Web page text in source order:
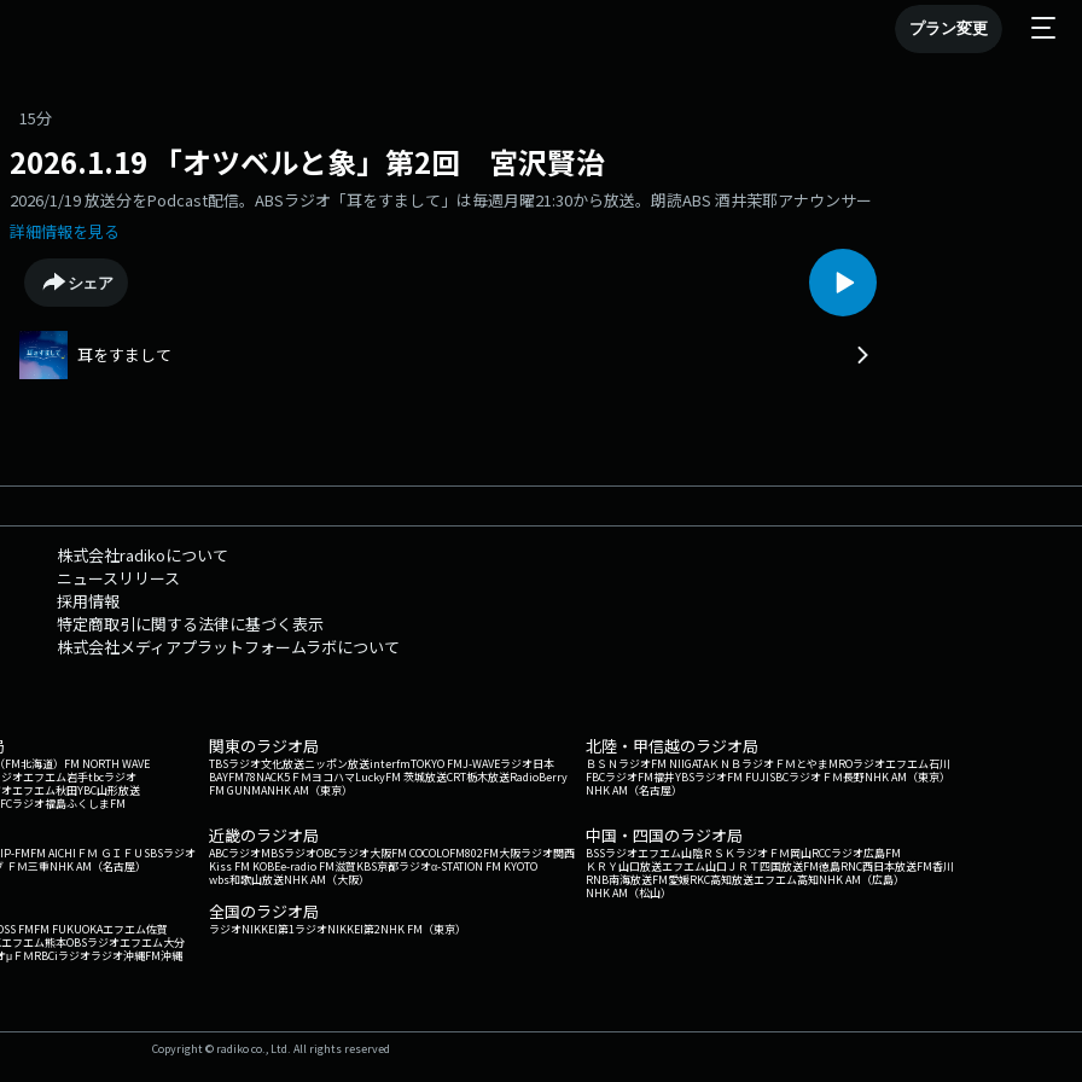
プラン変更
15分
2026.1.19 「オツベルと象」第2回 宮沢賢治
2026/1/19 放送分をPodcast配信。ABSラジオ「耳をすまして」は毎週月曜21:30から放送。朗読ABS 酒井茉耶アナウンサー
詳細情報を見る
シェア
耳をすまして
株式会社radikoについて
ニュースリリース
採用情報
特定商取引に関する法律に基づく表示
株式会社メディアプラットフォームラボについて
北海道） FM NORTH WAVE
オエフエム岩手tbcラジオ
エフエム秋田YBC山形放送
ラジオ福島ふくしまFM
関東のラジオ局
TBSラジオ文化放送ニッポン放送interfmTOKYO FMJ-WAVEラジオ日本
BAYFM78NACK5 ＦＭヨコハマLuckyFM 茨城放送CRT栃木放送RadioBerry
FM GUNMANHK AM（東京）
北陸・甲信越のラジオ局
ＢＳＮラジオFM NIIGATAＫＮＢラジオ ＦＭとやまMROラジオエフエム石川
FBCラジオFM福井YBSラジオFM FUJISBCラジオ ＦＭ長野NHK AM（東京）
NHK AM（名古屋）
FMFM AICHI ＦＭ ＧＩＦＵ SBSラジオ
ＦＭ三重NHK AM（名古屋）
近畿のラジオ局
ABCラジオMBSラジオOBCラジオ大阪FM COCOLOFM802FM大阪ラジオ関西
Kiss FM KOBEe-radio FM滋賀KBS京都ラジオα-STATION FM KYOTO
wbs和歌山放送NHK AM（大阪）
中国・四国のラジオ局
BSSラジオエフエム山陰ＲＳＫラジオ ＦＭ岡山RCCラジオ広島FM
ＫＲＹ山口放送エフエム山口 ＪＲＴ四国放送FM徳島RNC西日本放送FM香川
RNB南海放送FM愛媛RKC高知放送エフエム高知NHK AM（広島）
NHK AM（松山）
FMFM FUKUOKAエフエム佐賀
フエム熊本OBSラジオエフエム大分
μＦＭRBCiラジオラジオ沖縄FM沖縄
全国のラジオ局
ラジオNIKKEI第1ラジオNIKKEI第2NHK FM（東京）
Copyright © radiko co., Ltd. All rights reserved